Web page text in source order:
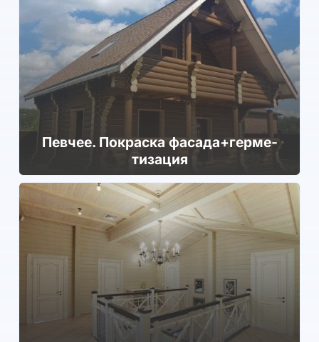
Певчее. Покраска фа­сада+гер­ме­
тиза­ция